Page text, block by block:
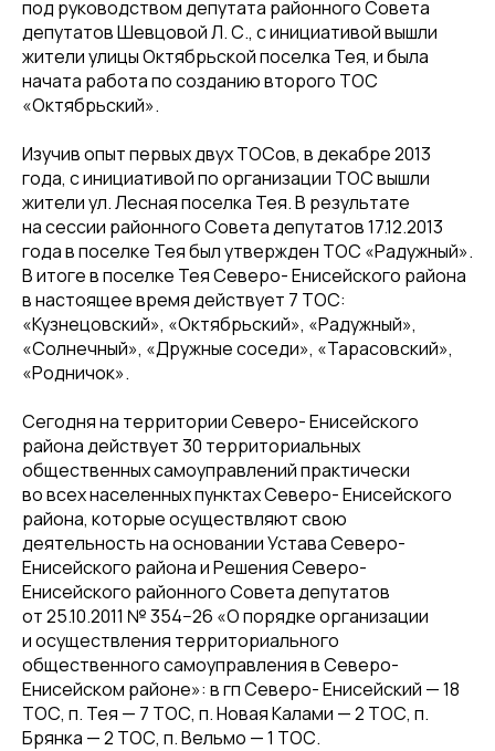
под руководством депутата районного Совета
депутатов Шевцовой Л. С., с инициативой вышли
жители улицы Октябрьской поселка Тея, и была
начата работа по созданию второго ТОС
«Октябрьский».
Изучив опыт первых двух ТОСов, в декабре 2013
года, с инициативой по организации ТОС вышли
жители ул. Лесная поселка Тея. В результате
на сессии районного Совета депутатов 17.12.2013
года в поселке Тея был утвержден ТОС «Радужный».
В итоге в поселке Тея Северо- Енисейского района
в настоящее время действует 7 ТОС:
«Кузнецовский», «Октябрьский», «Радужный»,
«Солнечный», «Дружные соседи», «Тарасовский»,
«Родничок».
Сегодня на территории Северо- Енисейского
района действует 30 территориальных
общественных самоуправлений практически
во всех населенных пунктах Северо- Енисейского
района, которые осуществляют свою
деятельность на основании Устава Северо-
Енисейского района и Решения Северо-
Енисейского районного Совета депутатов
от 25.10.2011 № 354−26 «О порядке организации
и осуществления территориального
общественного самоуправления в Северо-
Енисейском районе»: в гп Северо- Енисейский — 18
ТОС, п. Тея — 7 ТОС, п. Новая Калами — 2 ТОС, п.
Брянка — 2 ТОС, п. Вельмо — 1 ТОС.